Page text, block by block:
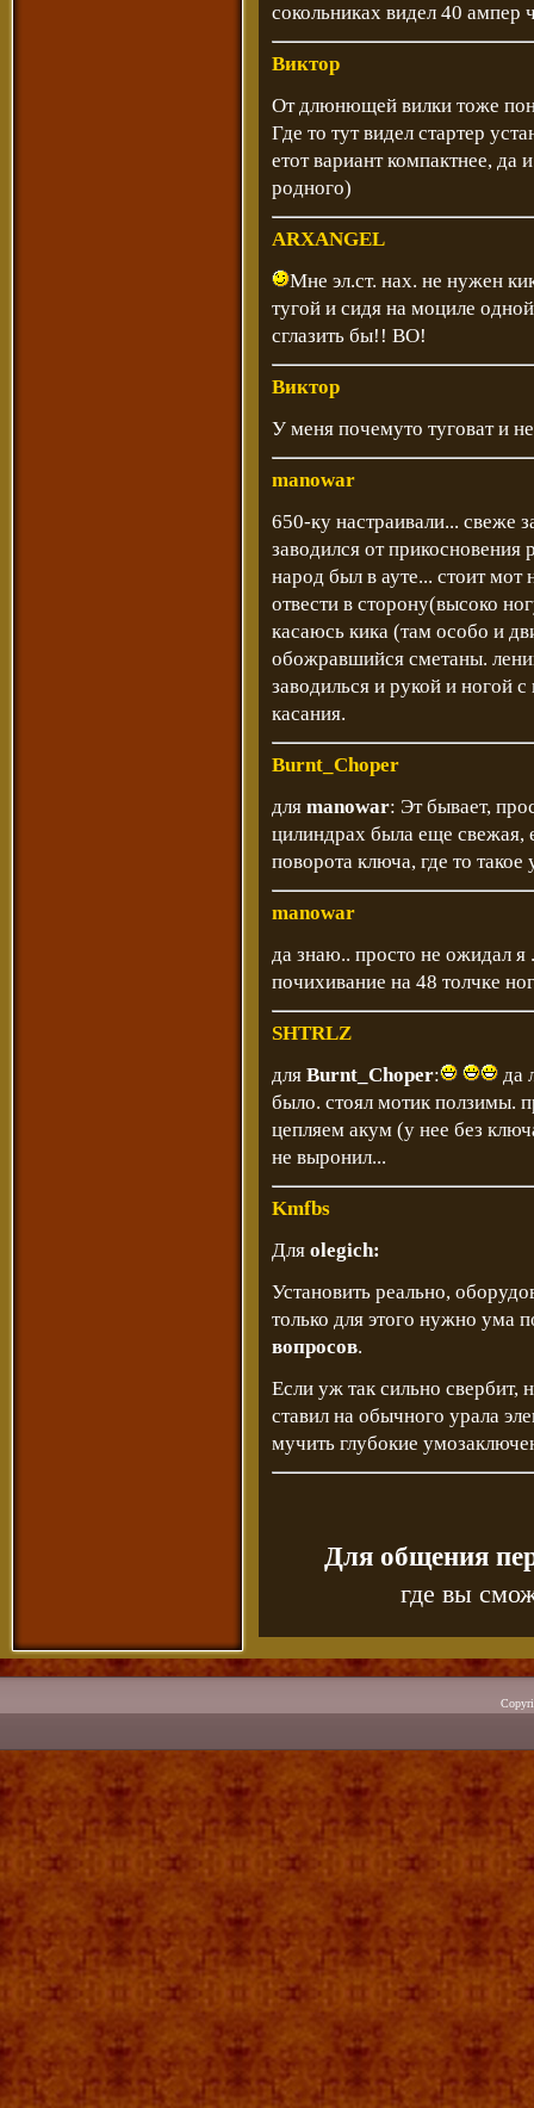
сокольниках видел 40 ампер
Виктор
От длюнющей вилки тоже
Где то тут видел стартер
етот вариант компактнее, да
родного)
ARXANGEL
Мне эл.ст. нах. не нужен
тугой и сидя на моциле
сглазить бы!! ВО!
Виктор
У меня почемуто туговат и не
manowar
650-ку настраивали... свеже
заводился от прикосновения
народ был в ауте... стоит мот
отвести в сторону(высоко
касаюсь кика (там особо и
обожравшийся сметаны.
заводилься и рукой и ногой
касания.
Burnt_Choper
для manowar: Эт бывает,
цилиндрах была еще свежая,
поворота ключа, где то
manowar
да знаю.. просто не ожидал я
почихивание на 48 толчке
SHTRLZ
для Burnt_Choper:
да
было. стоял мотик ползимы.
цепляем акум (у нее без
не выронил...
Kmfbs
Для olegich:
Установить реально,
только для этого нужно ума
вопросов.
Если уж так сильно свербит,
ставил на обычного урала
мучить глубокие
Для общения
где вы